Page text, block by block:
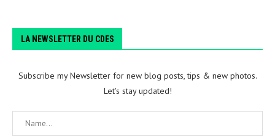
LA NEWSLETTER DU CDES
Subscribe my Newsletter for new blog posts, tips & new photos.
Let's stay updated!